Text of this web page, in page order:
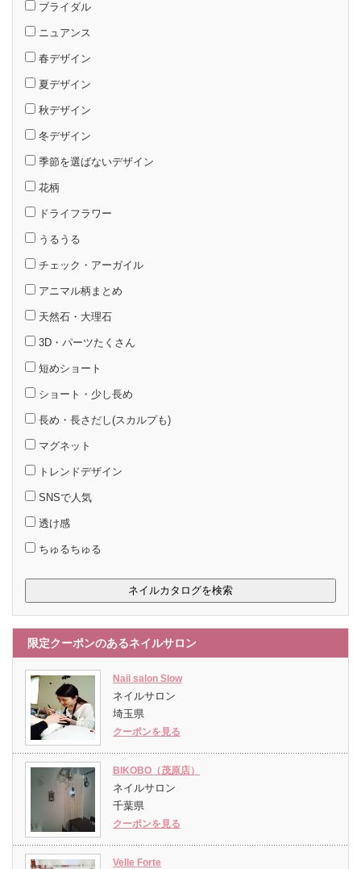
ブライダル
ニュアンス
春デザイン
夏デザイン
秋デザイン
冬デザイン
季節を選ばないデザイン
花柄
ドライフラワー
うるうる
チェック・アーガイル
アニマル柄まとめ
天然石・大理石
3D・パーツたくさん
短めショート
ショート・少し長め
長め・長さだし(スカルプも)
マグネット
トレンドデザイン
SNSで人気
透け感
ちゅるちゅる
限定クーポンのあるネイルサロン
Nail salon Slow
ネイルサロン
埼玉県
クーポンを見る
BIKOBO（茂原店）
ネイルサロン
千葉県
クーポンを見る
Velle Forte